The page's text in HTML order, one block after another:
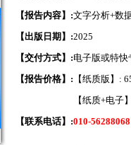
【报告内容】:文字分析+数
【出版日期】:2025
【交付方式】:电子版或特快
【报告价格】: 【纸质版】:
【纸质+电子
【联系电话】:010-